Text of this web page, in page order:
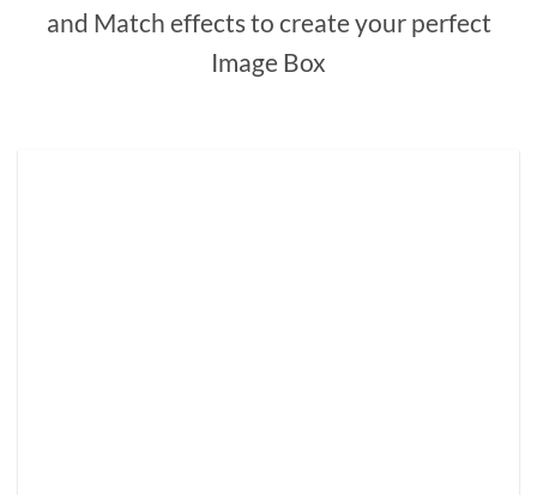
and Match effects to create your perfect
Image Box